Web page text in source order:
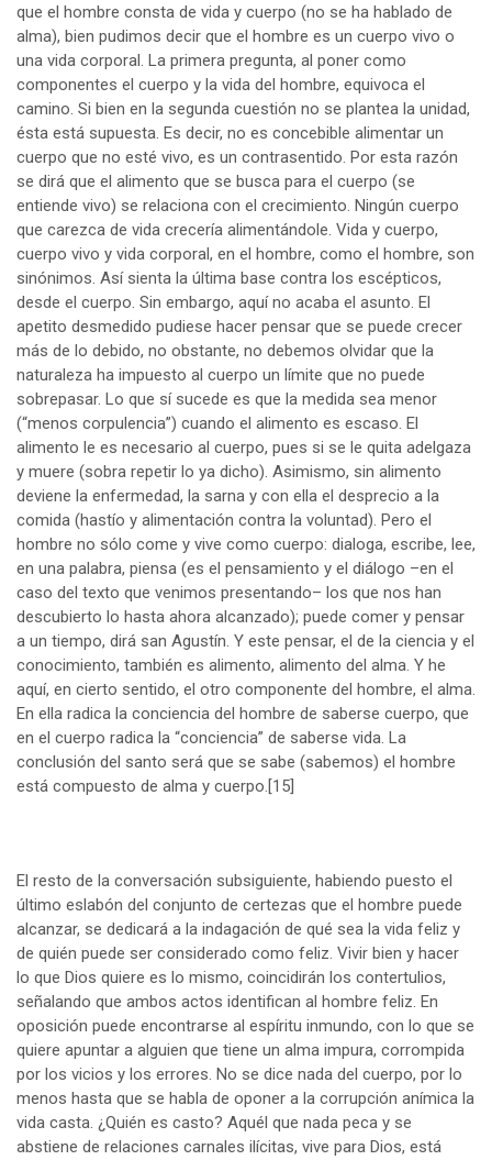
que el hombre consta de vida y cuerpo (no se ha hablado de
alma), bien pudimos decir que el hombre es un cuerpo vivo o
una vida corporal. La primera pregunta, al poner como
componentes el cuerpo y la vida del hombre, equivoca el
camino. Si bien en la segunda cuestión no se plantea la unidad,
ésta está supuesta. Es decir, no es concebible alimentar un
cuerpo que no esté vivo, es un contrasentido. Por esta razón
se dirá que el alimento que se busca para el cuerpo (se
entiende vivo) se relaciona con el crecimiento. Ningún cuerpo
que carezca de vida crecería alimentándole. Vida y cuerpo,
cuerpo vivo y vida corporal, en el hombre, como el hombre, son
sinónimos. Así sienta la última base contra los escépticos,
desde el cuerpo. Sin embargo, aquí no acaba el asunto. El
apetito desmedido pudiese hacer pensar que se puede crecer
más de lo debido, no obstante, no debemos olvidar que la
naturaleza ha impuesto al cuerpo un límite que no puede
sobrepasar. Lo que sí sucede es que la medida sea menor
(“menos corpulencia”) cuando el alimento es escaso. El
alimento le es necesario al cuerpo, pues si se le quita adelgaza
y muere (sobra repetir lo ya dicho). Asimismo, sin alimento
deviene la enfermedad, la sarna y con ella el desprecio a la
comida (hastío y alimentación contra la voluntad). Pero el
hombre no sólo come y vive como cuerpo: dialoga, escribe, lee,
en una palabra, piensa (es el pensamiento y el diálogo –en el
caso del texto que venimos presentando– los que nos han
descubierto lo hasta ahora alcanzado); puede comer y pensar
a un tiempo, dirá san Agustín. Y este pensar, el de la ciencia y el
conocimiento, también es alimento, alimento del alma. Y he
aquí, en cierto sentido, el otro componente del hombre, el alma.
En ella radica la conciencia del hombre de saberse cuerpo, que
en el cuerpo radica la “conciencia” de saberse vida. La
conclusión del santo será que se sabe (sabemos) el hombre
está compuesto de alma y cuerpo.[15]
El resto de la conversación subsiguiente, habiendo puesto el
último eslabón del conjunto de certezas que el hombre puede
alcanzar, se dedicará a la indagación de qué sea la vida feliz y
de quién puede ser considerado como feliz. Vivir bien y hacer
lo que Dios quiere es lo mismo, coincidirán los contertulios,
señalando que ambos actos identifican al hombre feliz. En
oposición puede encontrarse al espíritu inmundo, con lo que se
quiere apuntar a alguien que tiene un alma impura, corrompida
por los vicios y los errores. No se dice nada del cuerpo, por lo
menos hasta que se habla de oponer a la corrupción anímica la
vida casta. ¿Quién es casto? Aquél que nada peca y se
abstiene de relaciones carnales ilícitas, vive para Dios, está